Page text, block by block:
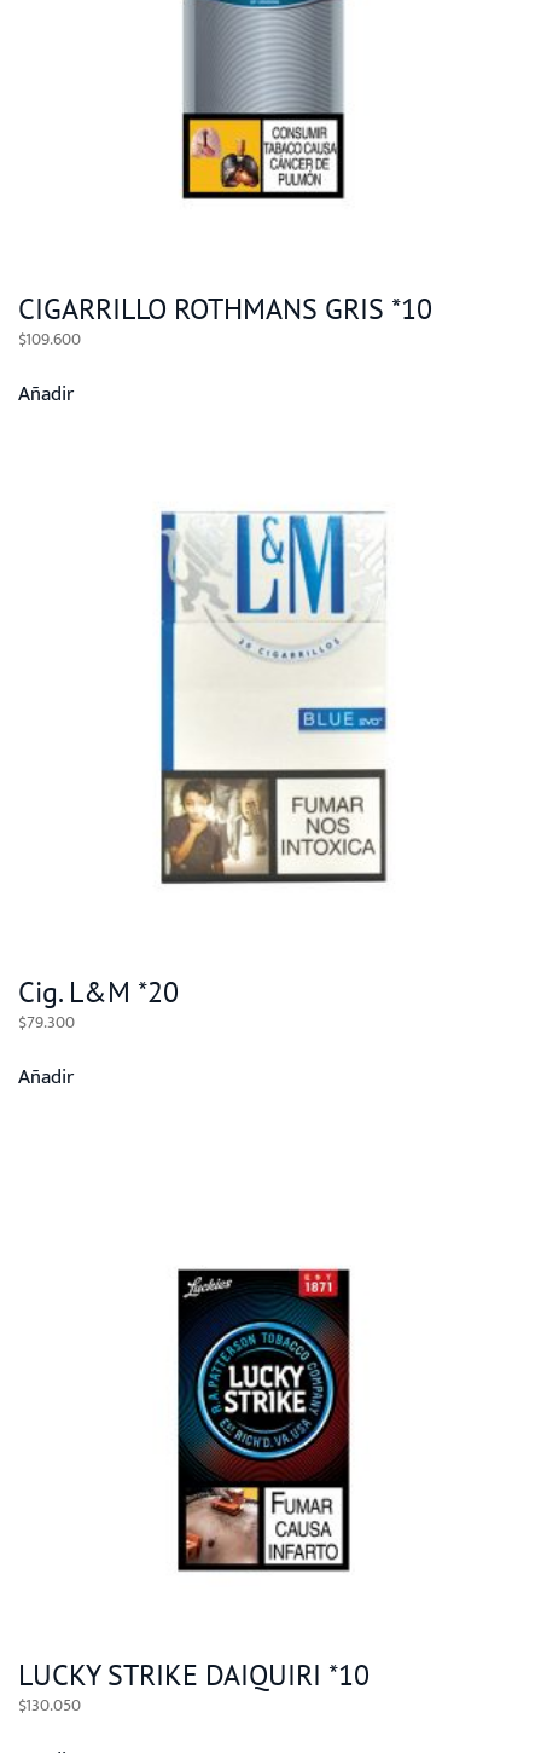
CIGARRILLO ROTHMANS GRIS *10
$109.600
Añadir
Cig. L&M *20
$79.300
Añadir
LUCKY STRIKE DAIQUIRI *10
$130.050